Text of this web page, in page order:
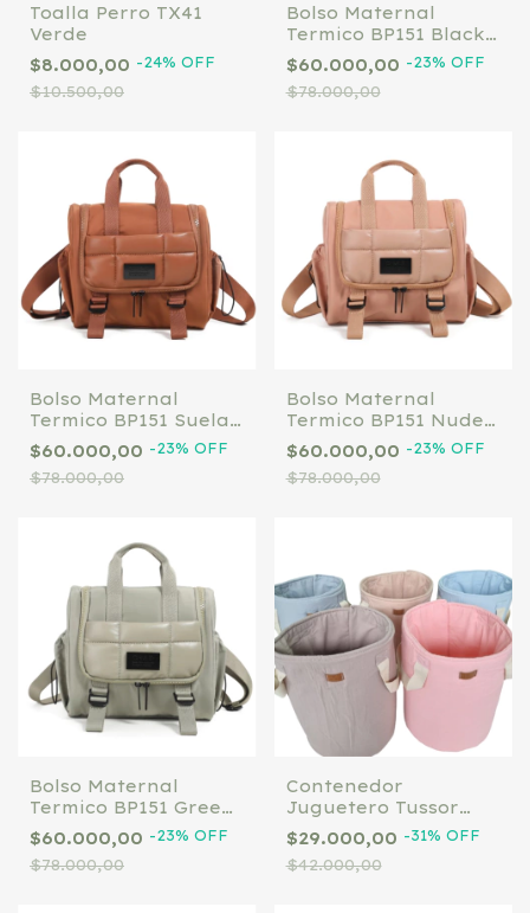
Toalla Perro TX41
Verde
$8.000,00 -24% OFF
$10.500,00
Bolso Maternal
Termico BP151 Black
Chimola
$60.000,00 -23% OFF
$78.000,00
Bolso Maternal
Termico BP151 Suela
Chimola
$60.000,00 -23% OFF
$78.000,00
Bolso Maternal
Termico BP151 Nude
Chimola
$60.000,00 -23% OFF
$78.000,00
Bolso Maternal
Termico BP151 Green
Chimola
$60.000,00 -23% OFF
$78.000,00
Contenedor
Juguetero Tussor
30x40
$29.000,00 -31% OFF
$42.000,00